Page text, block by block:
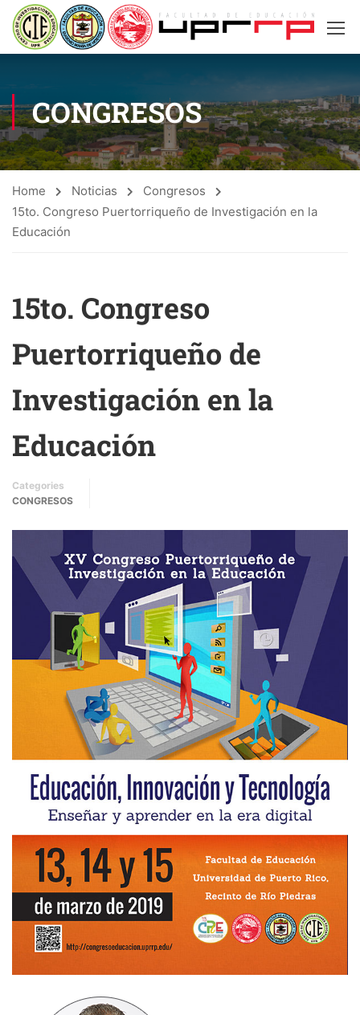
CONGRESOS
Home Noticias
Congresos
15to. Congreso Puertorriqueño de Investigación en la
Educación
15to. Congreso
Puertorriqueño de
Investigación en la
Educación
Categories
CONGRESOS